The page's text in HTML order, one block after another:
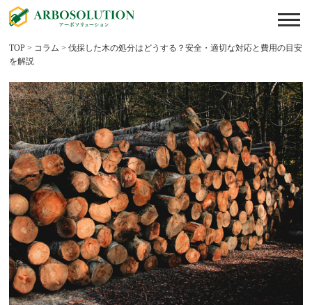
TOP > コラム >伐採した木の処分はどうする？安全・適切な対応と費用の目安
を解説